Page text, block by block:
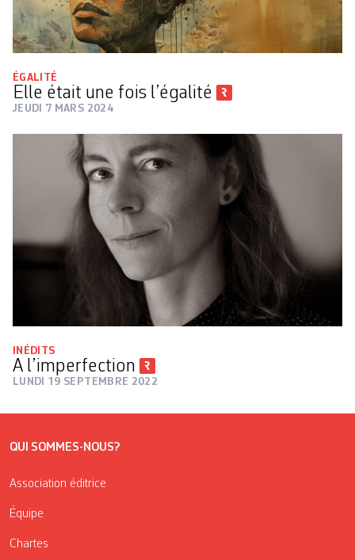
ÉGALITÉ
Elle était une fois l’égalité
JEUDI 7 MARS 2024
INÉDITS
A l’imperfection
LUNDI 19 SEPTEMBRE 2022
QUI SOMMES-NOUS?
Association éditrice
Équipe
Chartes